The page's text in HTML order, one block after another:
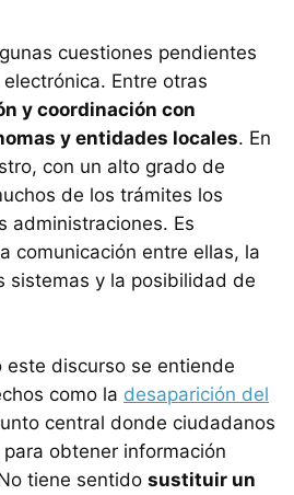
cuestiones pendientes
Entre otras
y coordinación con
y entidades locales. En
con un alto grado de
de los trámites los
administraciones. Es
comunicación entre ellas, la
sistemas y la posibilidad de
este discurso se entiende
como la desaparición del
central donde ciudadanos
obtener información
tiene sentido sustituir un